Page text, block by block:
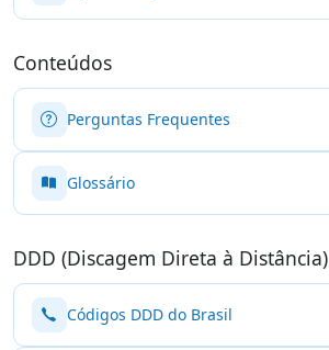
Conteúdos
Perguntas Frequentes
Glossário
DDD (Discagem Direta à Distância)
Códigos DDD do Brasil